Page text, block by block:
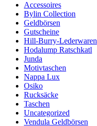
Accessoires
Bylin Collection
Geldbörsen
Gutscheine
Hill-Burry-Lederwaren
Hodalump Ratschkatl
Junda
Motivtaschen
Nappa Lux
Osiko
Rucksäcke
Taschen
Uncategorized
Vendula Geldbörsen